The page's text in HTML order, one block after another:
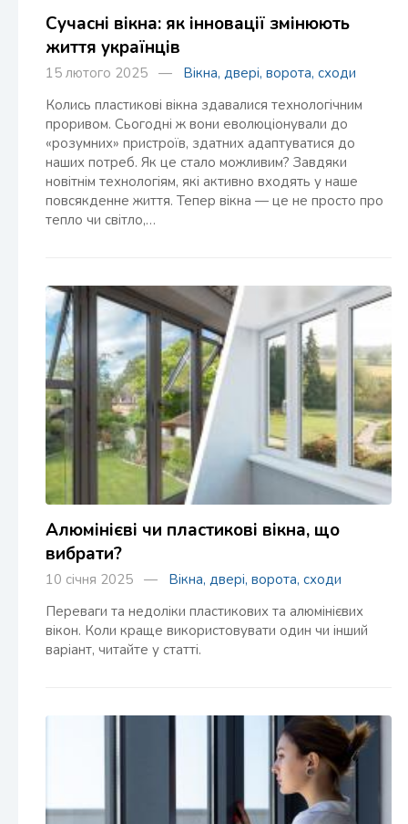
Сучасні вікна: як інновації змінюють
життя українців
15 лютого 2025 — Вікна, двері, ворота, сходи
Колись пластикові вікна здавалися технологічним
проривом. Сьогодні ж вони еволюціонували до
«розумних» пристроїв, здатних адаптуватися до
наших потреб. Як це стало можливим? Завдяки
новітнім технологіям, які активно входять у наше
повсякденне життя. Тепер вікна — це не просто про
тепло чи світло,…
Алюмінієві чи пластикові вікна, що
вибрати?
10 січня 2025 — Вікна, двері, ворота, сходи
Переваги та недоліки пластикових та алюмінієвих
вікон. Коли краще використовувати один чи інший
варіант, читайте у статті.